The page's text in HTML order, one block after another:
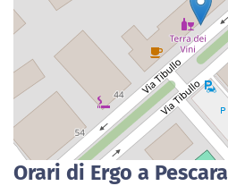
Orari di Ergo a Pescara